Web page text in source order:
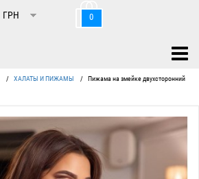
0
/ ХАЛАТЫ И ПИЖАМЫ /
Пижама на змейке двухсторонний